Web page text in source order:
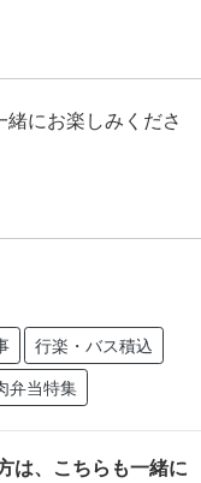
にお楽しみくださ
行楽・バス積込
弁当特集
は、こちらも一緒に